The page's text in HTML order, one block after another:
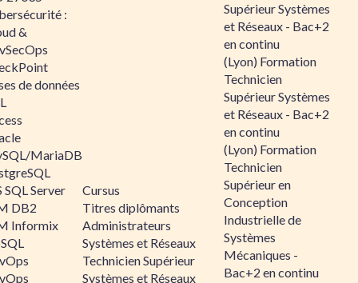
:
&
de données
MariaDB
SQL Server
DB2
Informix
Cursus
Titres diplômants
Administrateurs
Systèmes et Réseaux
Technicien Supérieur
Systèmes et Réseaux
Supérieur Systèmes
et Réseaux - Bac+2
en continu
(Lyon) Formation
Technicien
Supérieur Systèmes
et Réseaux - Bac+2
en continu
(Lyon) Formation
Technicien
Supérieur en
Conception
Industrielle de
Systèmes
Mécaniques -
Bac+2 en continu